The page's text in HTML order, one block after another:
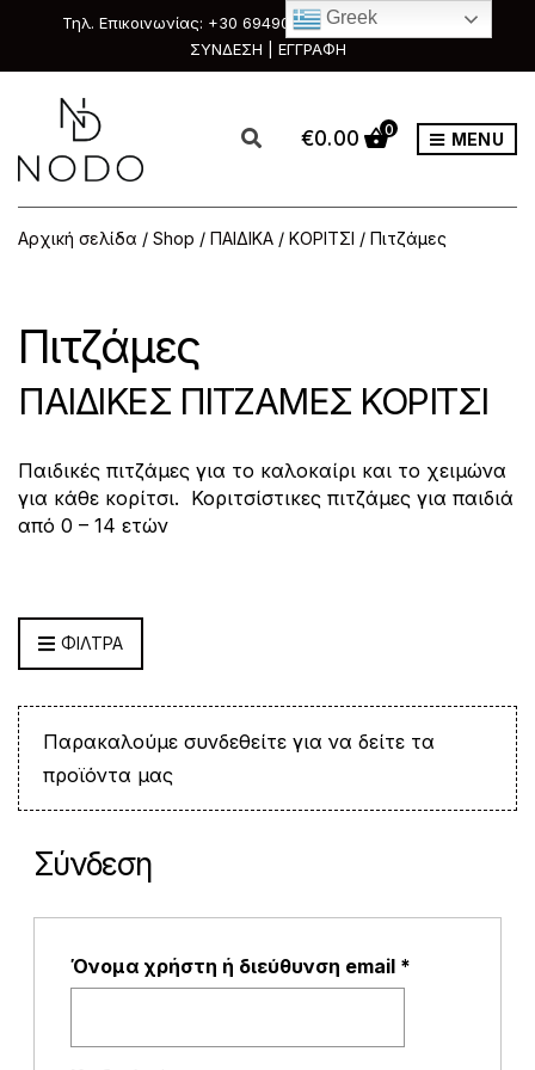
Τηλ. Επικοινωνίας: +30 6949088111 & +30 2351033303
ΣΥΝΔΕΣΗ | ΕΓΓΡΑΦΗ
€0.00 0 MENU
Αρχική σελίδα / Shop / ΠΑΙΔΙΚΑ / ΚΟΡΙΤΣΙ / Πιτζάμες
Πιτζάμες
ΠΑΙΔΙΚΕΣ ΠΙΤΖΑΜΕΣ ΚΟΡΙΤΣΙ
Παιδικές πιτζάμες για το καλοκαίρι και το χειμώνα
για κάθε κορίτσι. Κοριτσίστικες πιτζάμες για παιδιά
από 0 – 14 ετών
ΦΙΛΤΡΑ
Παρακαλούμε συνδεθείτε για να δείτε τα
προϊόντα μας
Σύνδεση
Όνομα χρήστη ή διεύθυνση email *Α
Greek